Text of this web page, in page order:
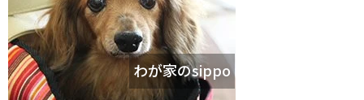
わが家のsippo